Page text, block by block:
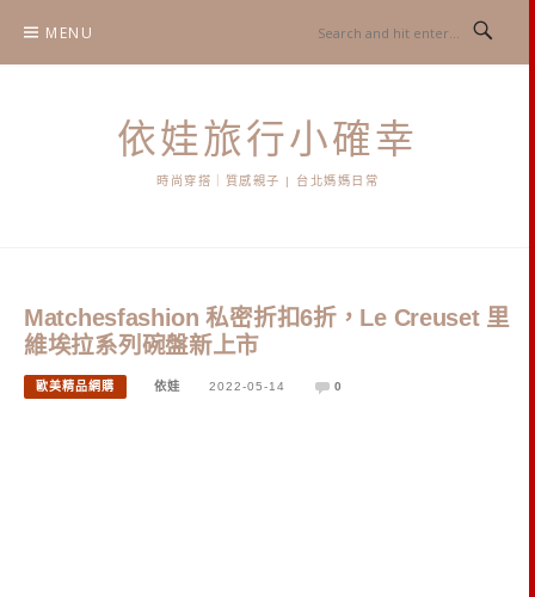
content
MENU
依娃旅行小確幸
時尚穿搭｜質感親子 | 台北媽媽日常
Matchesfashion 私密折扣6折，Le Creuset 里
維埃拉系列碗盤新上市
歐美精品網購 依娃 2022-05-14 0